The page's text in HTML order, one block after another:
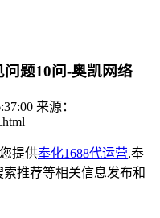
题10问-奥凯网络
来源：
提供奉化1688代运营,奉
推荐等相关信息发布和